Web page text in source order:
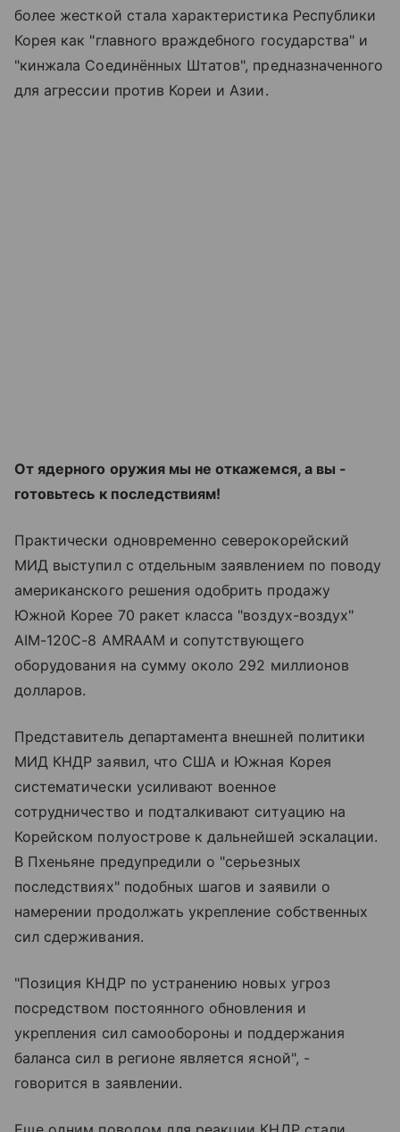
более жесткой стала характеристика Республики
Корея как "главного враждебного государства" и
"кинжала Соединённых Штатов", предназначенного
для агрессии против Кореи и Азии.
От ядерного оружия мы не откажемся, а вы -
готовьтесь к последствиям!
Практически одновременно северокорейский
МИД выступил с отдельным заявлением по поводу
американского решения одобрить продажу
Южной Корее 70 ракет класса "воздух-воздух"
AIM-120C-8 AMRAAM и сопутствующего
оборудования на сумму около 292 миллионов
долларов.
Представитель департамента внешней политики
МИД КНДР заявил, что США и Южная Корея
систематически усиливают военное
сотрудничество и подталкивают ситуацию на
Корейском полуострове к дальнейшей эскалации.
В Пхеньяне предупредили о "серьезных
последствиях" подобных шагов и заявили о
намерении продолжать укрепление собственных
сил сдерживания.
"Позиция КНДР по устранению новых угроз
посредством постоянного обновления и
укрепления сил самообороны и поддержания
баланса сил в регионе является ясной", -
говорится в заявлении.